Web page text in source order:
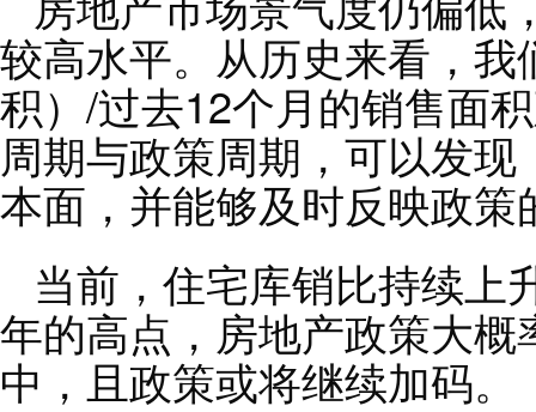
较高水平。从历史来看，
积）/过去12个月的销售面
周期与政策周期，可以发
本面，并能够及时反映政策
当前，住宅库销比持续上
年的高点，房地产政策大
中，且政策或将继续加码。